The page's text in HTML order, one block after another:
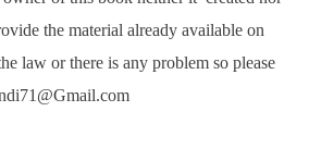
the material already available on
law or there is any problem so please